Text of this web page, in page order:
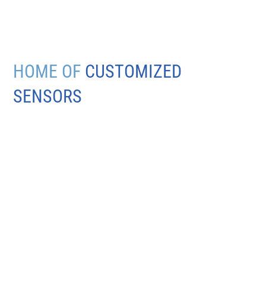
HOME OF CUSTOMIZED
SENSORS